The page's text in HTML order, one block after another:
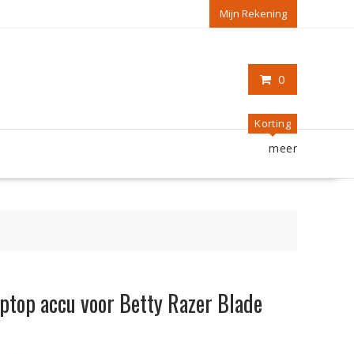
Mijn Rekening
0
Korting
meer
accu voor Betty Razer Blade